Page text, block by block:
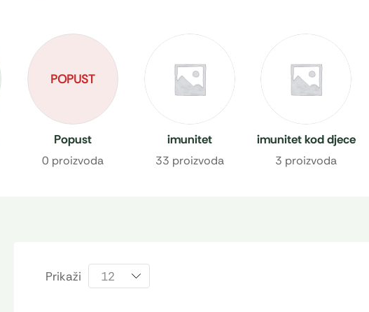
POPUST
Popust
0 proizvoda
imunitet
33 proizvoda
imunitet kod djece
3 proizvoda
Prikaži